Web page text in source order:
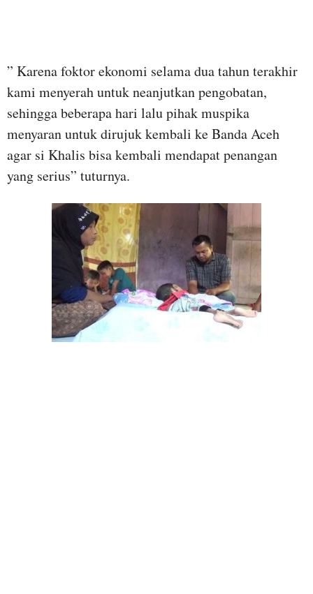
” Karena foktor ekonomi selama dua tahun terakhir
kami menyerah untuk neanjutkan pengobatan,
sehingga beberapa hari lalu pihak muspika
menyaran untuk dirujuk kembali ke Banda Aceh
agar si Khalis bisa kembali mendapat penangan
yang serius” tuturnya.